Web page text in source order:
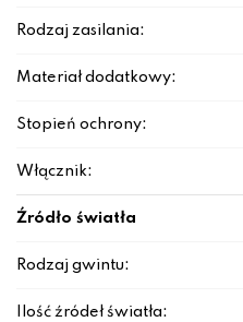
Rodzaj zasilania:
Materiał dodatkowy:
Stopień ochrony:
Włącznik:
Źródło światła
Rodzaj gwintu:
Ilość źródeł światła: